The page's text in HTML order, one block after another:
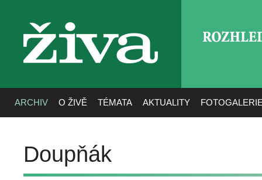
živa
ARCHIV O ŽIVĚ TÉMATA AKTUALITY
Doupňák